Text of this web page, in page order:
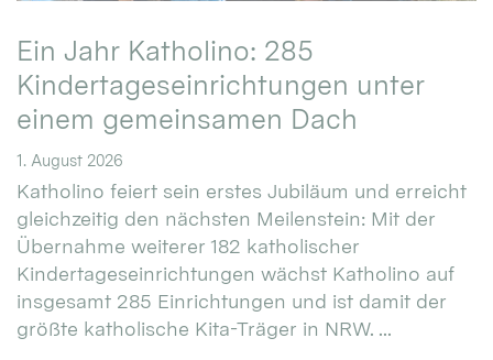
Ein Jahr Katholino: 285
Kindertageseinrichtungen unter
einem gemeinsamen Dach
1. August 2026
Katholino feiert sein erstes Jubiläum und erreicht
gleichzeitig den nächsten Meilenstein: Mit der
Übernahme weiterer 182 katholischer
Kindertageseinrichtungen wächst Katholino auf
insgesamt 285 Einrichtungen und ist damit der
größte katholische Kita-Träger in NRW. ...